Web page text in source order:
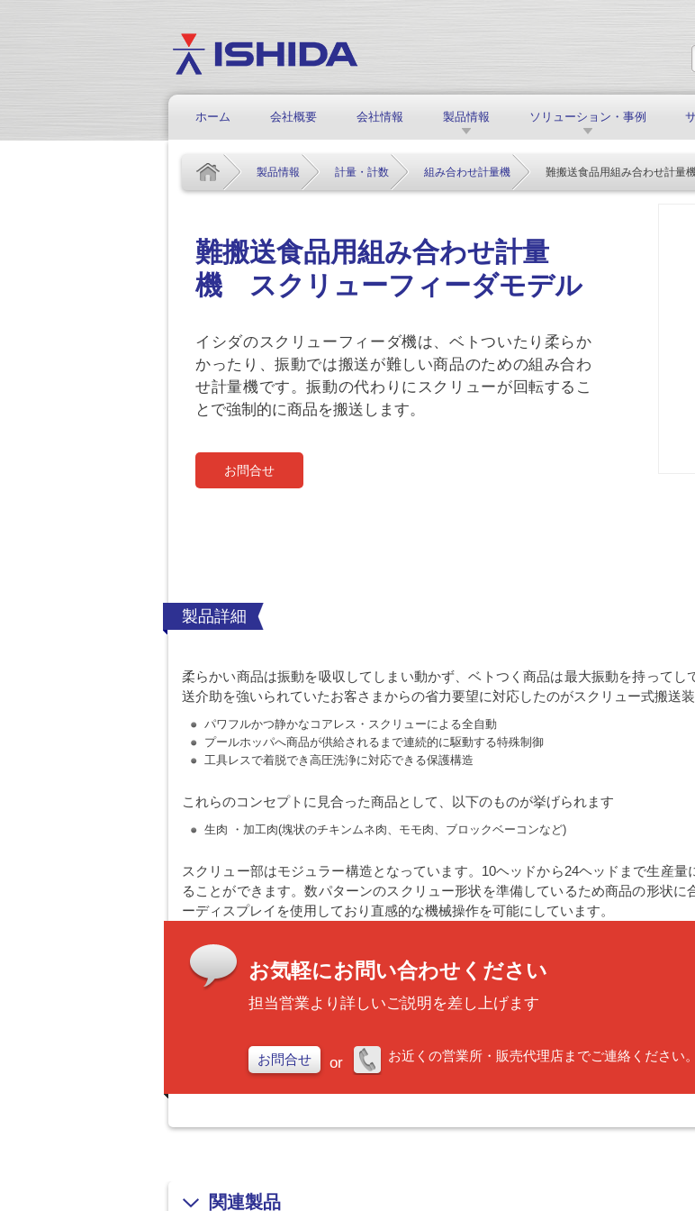
ホーム 会社概要 会社情報 製品情報 ソリューション・事例
製品情報 計量・計数 組み合わせ計量機 難搬送食品用組み合わせ計量
難搬送食品用組み合わせ計量
機 スクリューフィーダモデル
イシダのスクリューフィーダ機は、ベトついたり柔らか
かったり、振動では搬送が難しい商品のための組み合わ
せ計量機です。振動の代わりにスクリューが回転するこ
とで強制的に商品を搬送します。
お問合せ
製品詳細
柔らかい商品は振動を吸収してしまい動かず、ベトつく商品は最大振動を持って
送介助を強いられていたお客さまからの省力要望に対応したのがスクリュー式搬送装
パワフルかつ静かなコアレス・スクリューによる全自動
プールホッパへ商品が供給されるまで連続的に駆動する特殊制御
工具レスで着脱でき高圧洗浄に対応できる保護構造
これらのコンセプトに見合った商品として、以下のものが挙げられます
生肉 ・加工肉(塊状のチキンムネ肉、モモ肉、ブロックベーコンなど)
スクリュー部はモジュラー構造となっています。10ヘッドから24ヘッドまで生産
ることができます。数パターンのスクリュー形状を準備しているため商品の形状
ーディスプレイを使用しており直感的な機械操作を可能にしています。
お気軽にお問い合わせください
担当営業より詳しいご説明を差し上げます
お問合せ or お近くの営業所・販売代理店までご連絡ください。
関連製品